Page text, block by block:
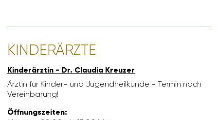
KINDER­ÄRZTE
Kinder­ärztin - Dr. Claudia Kreuzer
Ärztin für Kinder- und Jugend­heil­kunde - Termin nach
Verein­ba­rung!
Öffnungs­zeiten: